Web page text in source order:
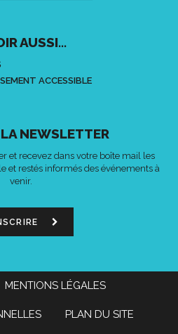
AUSSI...
ACCESSIBLE
NEWSLETTER
et recevez dans votre boîte mail les
et restés informés des événements à
venir.
MENTIONS LÉGALES
PLAN DU SITE